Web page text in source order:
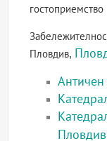
Пловдив,
Античен
Пловдив